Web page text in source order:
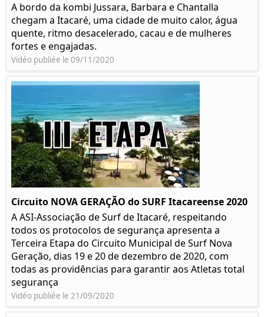
A bordo da kombi Jussara, Barbara e Chantalla
chegam a Itacaré, uma cidade de muito calor, água
quente, ritmo desacelerado, cacau e de mulheres
fortes e engajadas.
Vidéo publiée le 09/11/2020
Circuito NOVA GERAÇÃO do SURF Itacareense 2020
A ASI-Associação de Surf de Itacaré, respeitando
todos os protocolos de segurança apresenta a
Terceira Etapa do Circuito Municipal de Surf Nova
Geração, dias 19 e 20 de dezembro de 2020, com
todas as providências para garantir aos Atletas total
segurança
Vidéo publiée le 21/09/2020